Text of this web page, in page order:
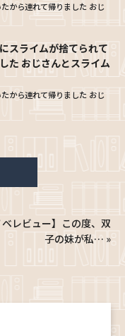
から連れて帰りました おじ
スライムが捨てられて
た おじさんとスライム
から連れて帰りました おじ
ベレビュー】この度、双
子の妹が私… »